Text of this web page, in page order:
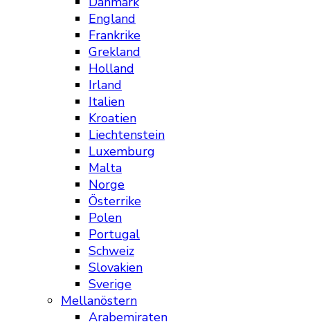
England
Frankrike
Grekland
Holland
Irland
Italien
Kroatien
Liechtenstein
Luxemburg
Malta
Norge
Österrike
Polen
Portugal
Schweiz
Slovakien
Sverige
Mellanöstern
Arabemiraten